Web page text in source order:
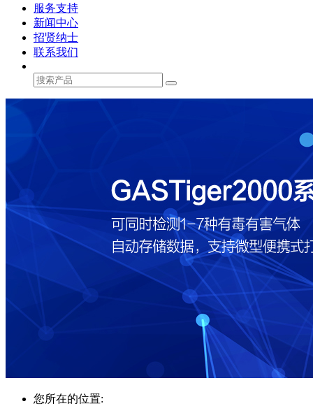
服务支持
新闻中心
招贤纳士
联系我们
您所在的位置: